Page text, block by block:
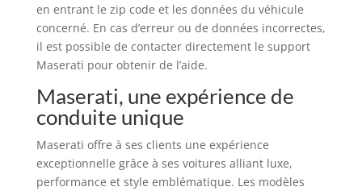
en entrant le zip code et les données du véhicule
concerné. En cas d’erreur ou de données incorrectes,
il est possible de contacter directement le support
Maserati pour obtenir de l’aide.
Maserati, une expérience de
conduite unique
Maserati offre à ses clients une expérience
exceptionnelle grâce à ses voitures alliant luxe,
performance et style emblématique. Les modèles